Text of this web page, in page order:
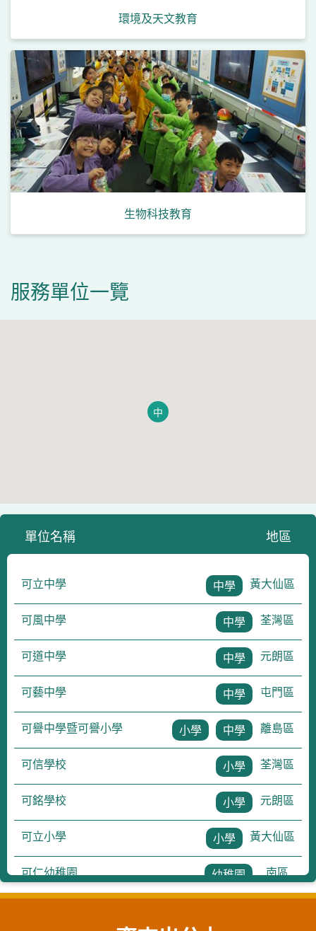
環境及天文教育
生物科技教育
服務單位一覽
中
小
幼
幼
單位名稱 地區
可立中學 中學 黃大仙區
可風中學 中學 荃灣區
可道中學 中學 元朗區
可藝中學 中學 屯門區
可譽中學暨可譽小學 小學 中學 離島區
可信學校 小學 荃灣區
可銘學校 小學 元朗區
可立小學 小學 黃大仙區
可仁幼稚園 幼稚園 南區